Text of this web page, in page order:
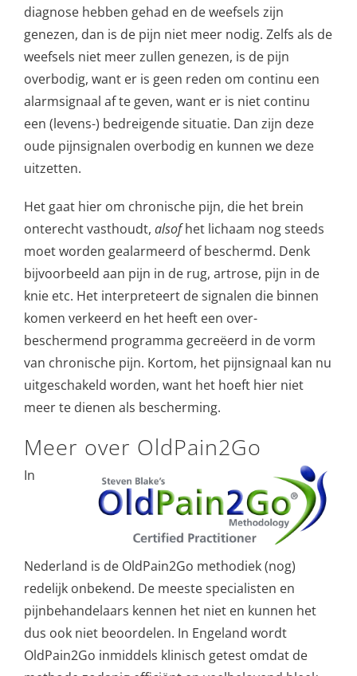
diagnose hebben gehad en de weefsels zijn
genezen, dan is de pijn niet meer nodig. Zelfs als de
weefsels niet meer zullen genezen, is de pijn
overbodig, want er is geen reden om continu een
alarmsignaal af te geven, want er is niet continu
een (levens-) bedreigende situatie. Dan zijn deze
oude pijnsignalen overbodig en kunnen we deze
uitzetten.
Het gaat hier om chronische pijn, die het brein
onterecht vasthoudt, alsofhet lichaam nog steeds
moet worden gealarmeerd of beschermd. Denk
bijvoorbeeld aan pijn in de rug, artrose, pijn in de
knie etc. Het interpreteert de signalen die binnen
komen verkeerd en het heeft een over-
beschermend programma gecreëerd in de vorm
van chronische pijn. Kortom, het pijnsignaal kan nu
uitgeschakeld worden, want het hoeft hier niet
meer te dienen als bescherming.
Meer over OldPain2Go
In
Nederland is de OldPain2Go methodiek (nog)
redelijk onbekend. De meeste specialisten en
pijnbehandelaars kennen het niet en kunnen het
dus ook niet beoordelen. In Engeland wordt
OldPain2Go inmiddels klinisch getest omdat de